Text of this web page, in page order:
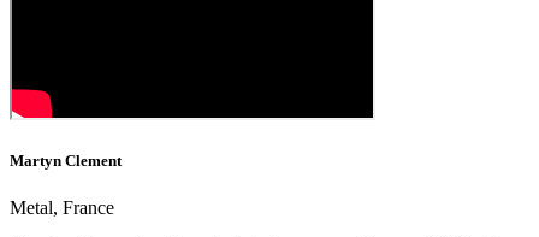
Martyn Clement
Metal, France